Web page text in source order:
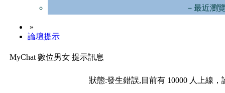
－最近瀏
»
論壇提示
MyChat 數位男女 提示訊息
狀態:發生錯誤,目前有 10000 人上線